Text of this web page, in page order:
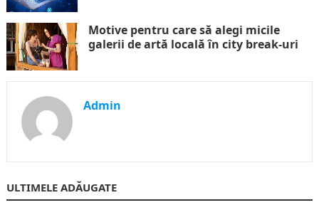
Motive pentru care să alegi micile
galerii de artă locală în city break-uri
Admin
ULTIMELE ADĂUGATE